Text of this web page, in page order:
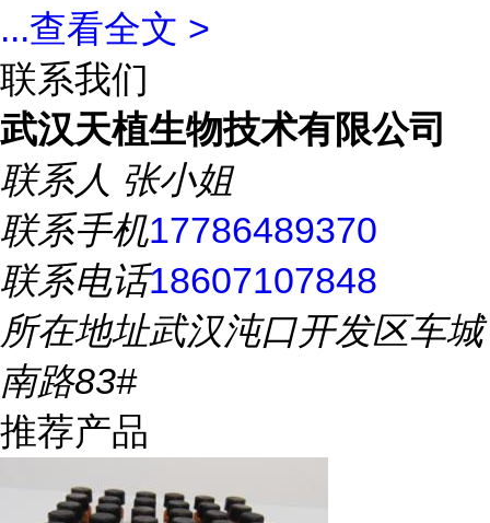
...查看全文 >
联系我们
武汉天植生物技术有限公司
联系人 张小姐
联系手机17786489370
联系电话18607107848
所在地址武汉沌口开发区车城
南路83#
推荐产品